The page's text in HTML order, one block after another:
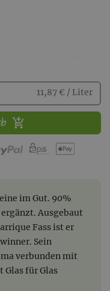
11,87 € / Liter
im Gut. 90%
Ausgebaut
Fass ist er
Sein
verbunden mit
für Glas